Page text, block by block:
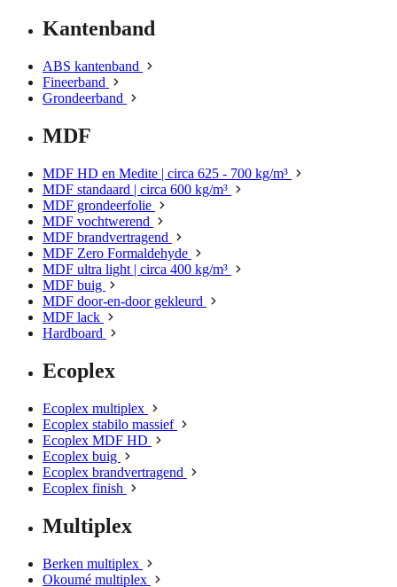
Kantenband
ABS kantenband
Fineerband
Grondeerband
MDF
MDF HD en Medite | circa 625 - 700 kg/m³
MDF standaard | circa 600 kg/m³
MDF grondeerfolie
MDF vochtwerend
MDF brandvertragend
MDF Zero Formaldehyde
MDF ultra light | circa 400 kg/m³
MDF buig
MDF door-en-door gekleurd
MDF lack
Hardboard
Ecoplex
Ecoplex multiplex
Ecoplex stabilo massief
Ecoplex MDF HD
Ecoplex buig
Ecoplex brandvertragend
Ecoplex finish
Multiplex
Berken multiplex
Okoumé multiplex